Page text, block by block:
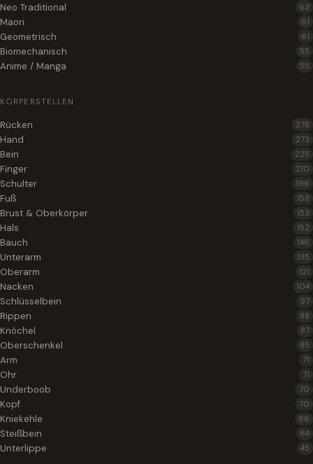
Neo Traditional 63
Maori 61
Geometrisch 61
Biomechanisch 55
Anime / Manga 55
KÖRPERSTELLEN
Rücken 278
Hand 273
Bein 225
Finger 210
Schulter 196
Fuß 158
Brust & Oberkörper 153
Hals 152
Bauch 146
Unterarm 135
Oberarm 121
Nacken 104
Schlüsselbein 97
Rippen 88
Knöchel 87
Oberschenkel 85
Arm 71
Ohr 71
Underboob 70
Kopf 70
Kniekehle 66
Steißbein 64
Unterlippe 45